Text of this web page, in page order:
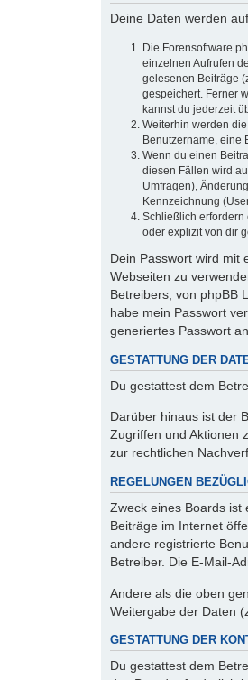
Deine Daten werden
Die Forensoftware
einzelnen Aufrufen
gelesenen Beiträge
gespeichert. Ferner
kannst du jederzeit
Weiterhin werden
Benutzername, eine
Wenn du einen
diesen Fällen wird
Umfragen),
Kennzeichnung
Schließlich erfordern
oder explizit von dir
Dein Passwort wird mit
Webseiten zu
Betreibers, von phpBB
habe mein Passwort
generiertes Passwort
GESTATTUNG DER
Du gestattest dem
Darüber hinaus ist der
Zugriffen und Aktionen
zur rechtlichen
REGELUNGEN
Zweck eines Boards ist
Beiträge im Internet
andere registrierte
Betreiber. Die E-Mail-
Andere als die oben
Weitergabe der Daten
GESTATTUNG DER
Du gestattest dem